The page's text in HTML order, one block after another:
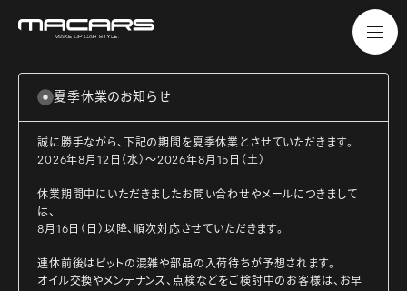
夏季休業のお知らせ
誠に勝手ながら、下記の期間を夏季休業とさせていただきます。
2026年8月12日（水）～2026年8月15日（土）
休業期間中にいただきましたお問い合わせやメールにつきまして
は、
8月16日（日）以降、順次対応させていただきます。
連休前後はピットの混雑や部品の入荷待ちが予想されます。
オイル交換やメンテナンス、点検などをご検討中のお客様は、お早